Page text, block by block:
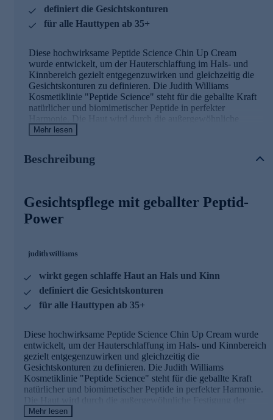
definiert die Gesichtskonturen
für alle Hauttypen ab 35+
Diese hochwirksame Peptide Science Chin Up Cream
wurde entwickelt, um der Hauterschlaffung im Hals- und
Kinnbereich gezielt entgegenzuwirken und gleichzeitig die
Gesichtskonturen zu definieren. Die Judith Williams
Kosmetiklinie "Peptide Science" steht für die geballte Kraft
natürlicher und biomimetischer Peptide in perfekter
Harmonie. Die Haut wird durch die außergewöhnliche
Festigung der Hautligamente einer umfassenden
sowie verbessert.
Ring Of Youth = Zyklisches Peptid
- Mildert Falten morgens und abends
- Aktiviert die natürliche Hautregeneration
Skin Sculptor = Rotalgen Hydrolysat
-Kann das Erscheinungsbild eines Doppelkinns
reduzieren
- Unterstützt definierte Konturen im Hals- und
- Hemmt den Prozess der Fettgewebebildung
- Fördert ein ebenmäßiges und gestrafftes Hautbild
Biomimetic Pep
-Unterstützt die Re-Positionierung von (hängender)
Haut
- Stärkt Hautzusammenhalt und Hautanker
- Imitiert und verbessert natürliche Hautaktivitäten
Ultra Lifting Pep (natürliches Peptid)
Mehr lesen
Beschreibung
Gesichtspflege mit geballter Peptid-
Power
wirkt gegen schlaffe Haut an Hals und Kinn
definiert die Gesichtskonturen
für alle Hauttypen ab 35+
Diese hochwirksame Peptide Science Chin Up Cream wurde
entwickelt, um der Hauterschlaffung im Hals- und Kinnbereich
gezielt entgegenzuwirken und gleichzeitig die
Gesichtskonturen zu definieren. Die Judith Williams
Kosmetiklinie "Peptide Science" steht für die geballte Kraft
natürlicher und biomimetischer Peptide in perfekter Harmonie.
Die Haut wird durch die außergewöhnliche Festigung der
Hautligamente einer umfassenden Restrukturierung unterzogen
Mehr lesen